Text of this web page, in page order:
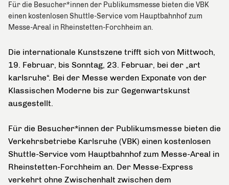
Für die Besucher*innen der Publikumsmesse bieten die VBK
einen kostenlosen Shuttle-Service vom Hauptbahnhof zum
Messe-Areal in Rheinstetten-Forchheim an.
Die internationale Kunstszene trifft sich von Mittwoch,
19. Februar, bis Sonntag, 23. Februar, bei der „art
karlsruhe“. Bei der Messe werden Exponate von der
Klassischen Moderne bis zur Gegenwartskunst
ausgestellt.
Für die Besucher*innen der Publikumsmesse bieten die
Verkehrsbetriebe Karlsruhe (VBK) einen kostenlosen
Shuttle-Service vom Hauptbahnhof zum Messe-Areal in
Rheinstetten-Forchheim an. Der Messe-Express
verkehrt ohne Zwischenhalt zwischen dem